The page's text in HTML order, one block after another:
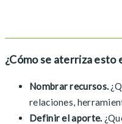
¿Cómo se aterriza esto
Nombrar recursos.
relaciones,
Definir el aporte.